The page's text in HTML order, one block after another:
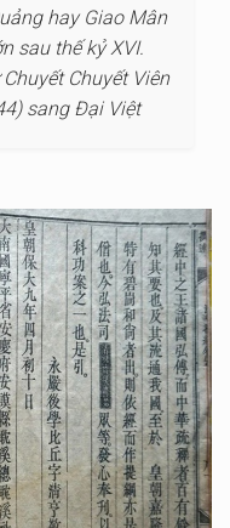
hay Giao Mân
sau thế kỷ XVI.
Chuyết Viên
sang Đại Việt